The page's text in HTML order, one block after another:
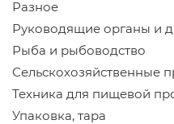
Разное
Руководящие органы и
Рыба и рыбоводство
Сельскохозяйственные
Техника для пищевой
Упаковка, тара